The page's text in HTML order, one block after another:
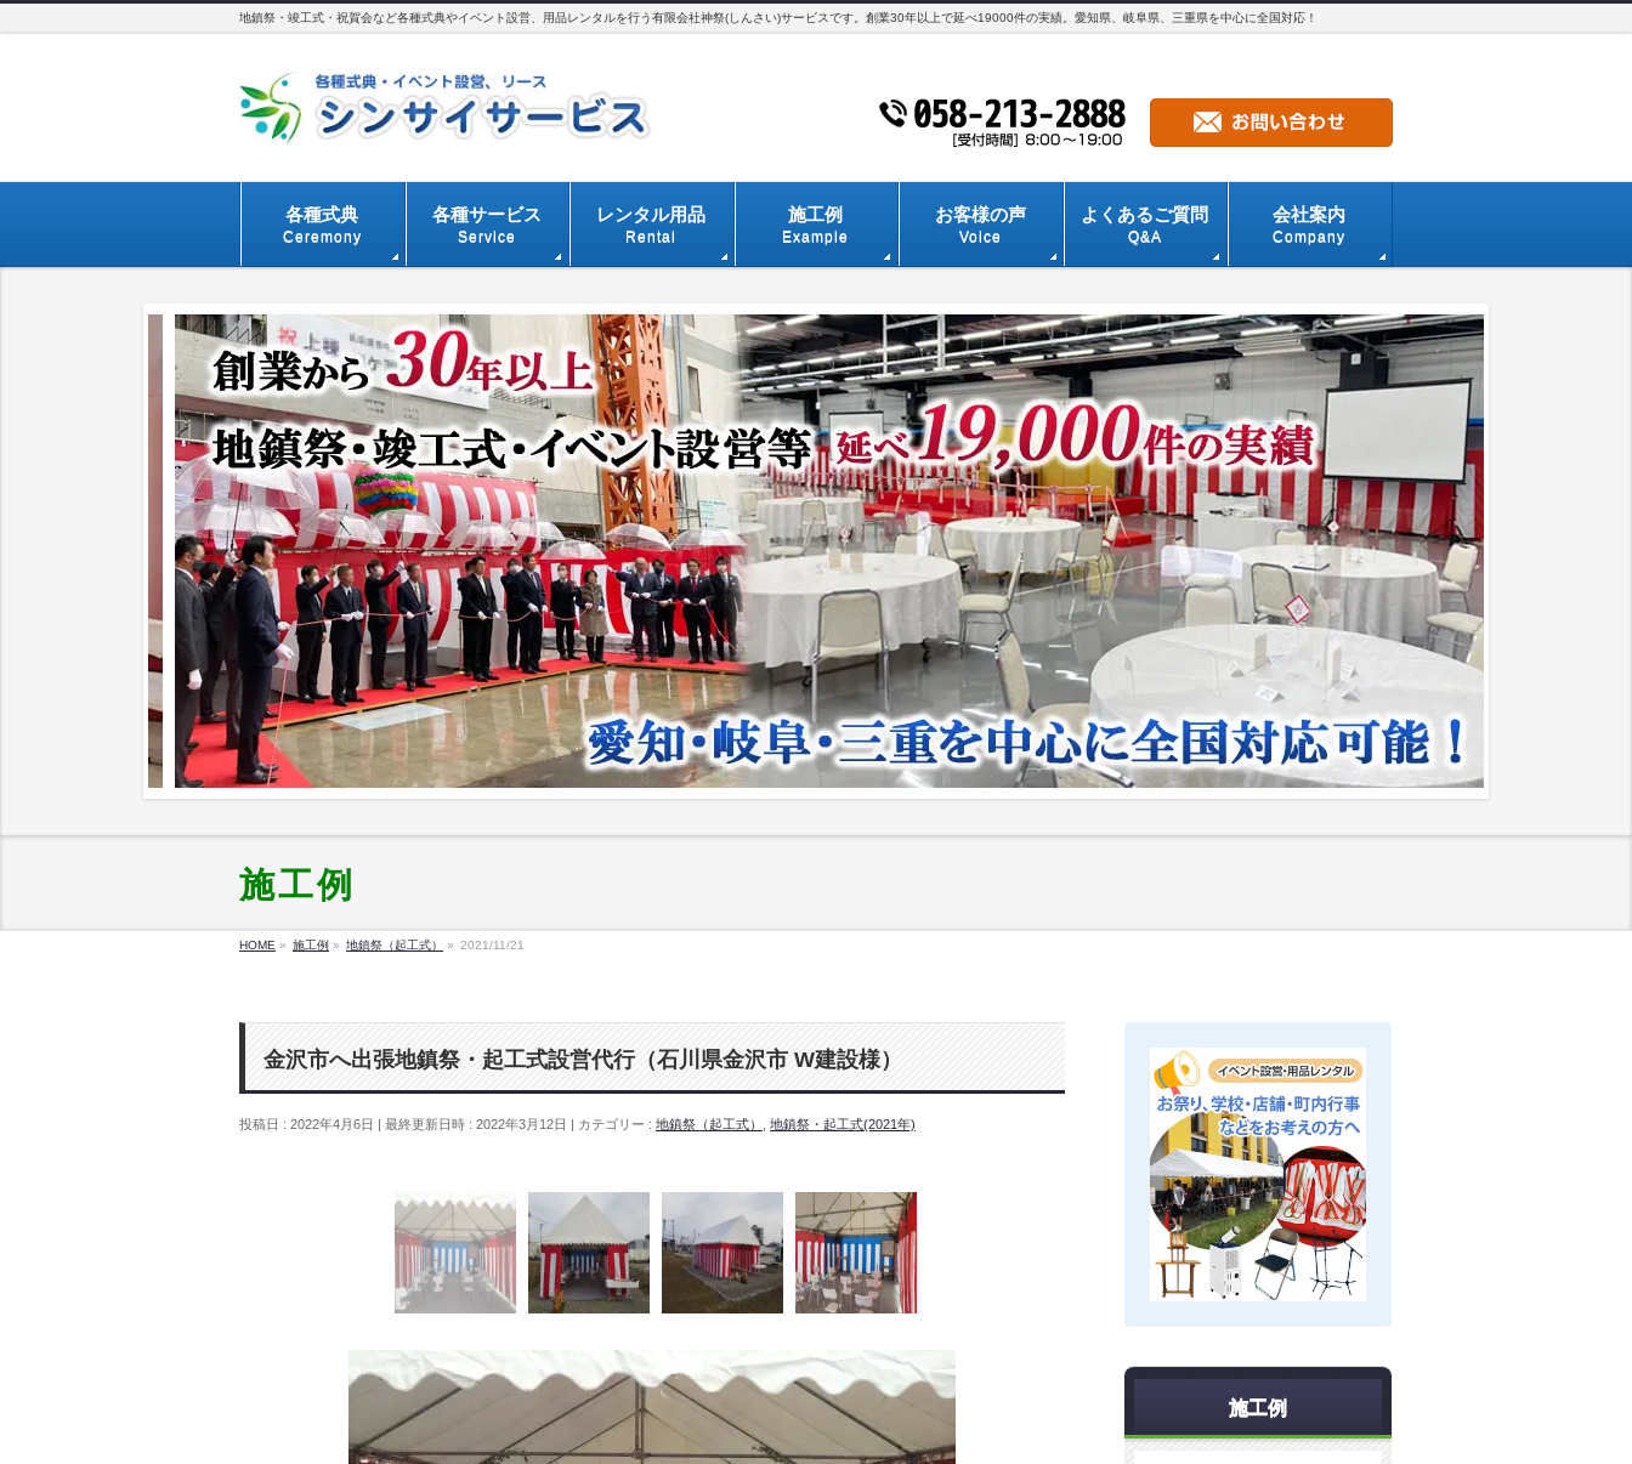
地鎮祭・竣工式・祝賀会など各種式典やイベント設営、用品レンタルを行う有限会社神祭(しんさい)サービスです。創業30年以上で延べ19000件の実績。愛知県、岐阜県、三重県を中心に全国対応！
各種式典
Ceremony
各種サービス
Service
レンタル用品
Rental
施工例
Example
お客様の声
Voice
よくあるご質問
Q&A
会社案内
Company
施工例
HOME » 施工例 » 地鎮祭（起工式） » 2021/11/21
金沢市へ出張地鎮祭・起工式設営代行（石川県金沢市 W建設様）
投稿日 : 2022年4月6日 最終更新日時 : 2022年3月12日 カテゴリー : 地鎮祭（起工式） 地鎮祭・起工式(2021年)
施工例